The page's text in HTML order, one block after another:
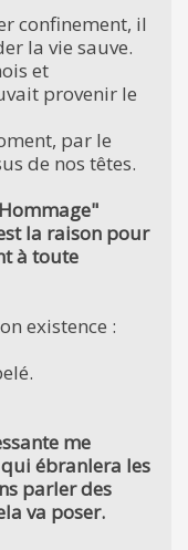
confinement, il
la vie sauve.
et
provenir le
par le
de nos têtes.
la raison pour
à toute
existence :
me
ébranlera les
parler des
va poser.